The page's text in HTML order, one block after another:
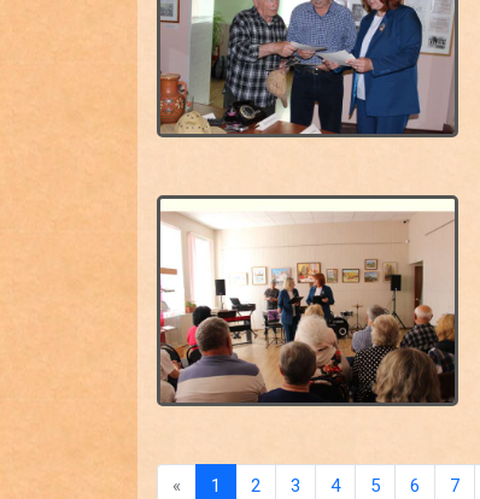
« 1 2 3 4 5 6 7